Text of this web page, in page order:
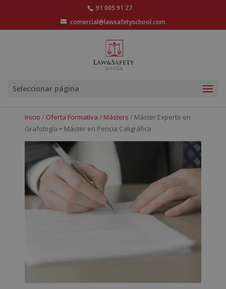
91 005 91 27
comercial@lawsafetyschool.com
Seleccionar página
Inicio / Oferta Formativa / Másters / Máster Experto en
Grafología + Máster en Pericia Caligráfica